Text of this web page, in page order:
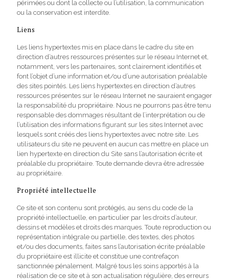
périmées ou dont la collecte ou l’utilisation, la communication
ou la conservation est interdite.
Liens
Les liens hypertextes mis en place dans le cadre du site en
direction d’autres ressources présentes sur le réseau Internet et,
notamment, vers les partenaires, sont clairement identifiés et
font l’objet d’une information et/ou d’une autorisation préalable
des sites pointés. Les liens hypertextes en direction d’autres
ressources présentes sur le réseau Internet ne sauraient engager
la responsabilité du propriétaire. Nous ne pourrons pas être tenu
responsable des dommages résultant de l’interprétation ou de
l’utilisation des informations figurant sur les sites Internet avec
lesquels sont créés des liens hypertextes avec notre site. Les
utilisateurs du site ne peuvent en aucun cas mettre en place un
lien hypertexte en direction du Site sans l’autorisation écrite et
préalable du propriétaire. Toute demande devra être adressée
au propriétaire.
Propriété intellectuelle
Ce site et son contenu sont protégés, au sens du code de la
propriété intellectuelle, en particulier par les droits d’auteur,
dessins et modèles et droits des marques. Toute reproduction ou
représentation intégrale ou partielle, des textes, des photos
et/ou des documents, faites sans l’autorisation écrite préalable
du propriétaire est illicite et constitue une contrefaçon
sanctionnée pénalement. Malgré tous les soins apportés à la
réalisation de ce site et à son actualisation régulière, des erreurs